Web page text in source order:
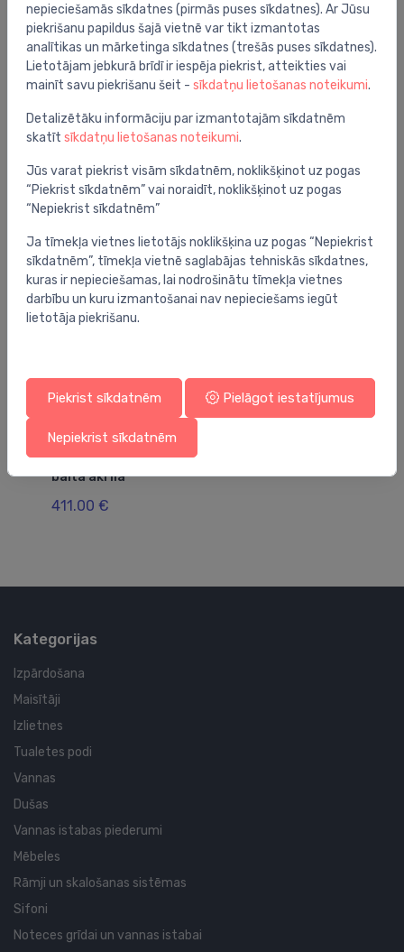
Preces apraksts
vanna Saniform Plus, 1500x700 mm, balta tērauda ##
Jums varētu arī interesēt
Vannas
vanna Harmonia (P), 1500x950 mm, labā puse,
balta akrila
411.00 €
Kategorijas
Izpārdošana
Maisītāji
Izlietnes
Tualetes podi
Vannas
Dušas
Vannas istabas piederumi
Mēbeles
Rāmji un skalošanas sistēmas
Sifoni
Noteces grīdai un vannas istabai
nepieciešamās sīkdatnes (pirmās puses sīkdatnes). Ar Jūsu
piekrišanu papildus šajā vietnē var tikt izmantotas
analītikas un mārketinga sīkdatnes (trešās puses sīkdatnes).
Lietotājam jebkurā brīdī ir iespēja piekrist, atteikties vai
mainīt savu piekrišanu šeit - sīkdatņu lietošanas noteikumi.
Detalizētāku informāciju par izmantotajām sīkdatnēm
skatīt sīkdatņu lietošanas noteikumi.
Jūs varat piekrist visām sīkdatnēm, noklikšķinot uz pogas
“Piekrist sīkdatnēm” vai noraidīt, noklikšķinot uz pogas
“Nepiekrist sīkdatnēm”
Ja tīmekļa vietnes lietotājs noklikšķina uz pogas “Nepiekrist
sīkdatnēm”, tīmekļa vietnē saglabājas tehniskās sīkdatnes,
kuras ir nepieciešamas, lai nodrošinātu tīmekļa vietnes
darbību un kuru izmantošanai nav nepieciešams iegūt
lietotāja piekrišanu.
Piekrist sīkdatnēm Pielāgot iestatījumus
Nepiekrist sīkdatnēm